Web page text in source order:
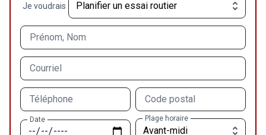
Je voudrais
Prénom, Nom
Courriel
Téléphone Code postal
Date Plage horaire